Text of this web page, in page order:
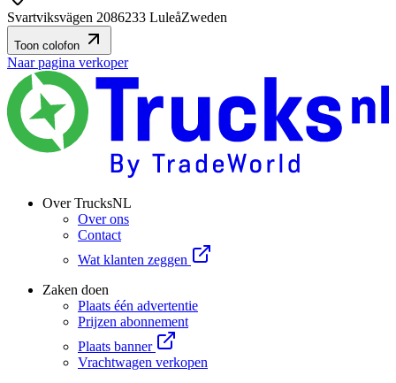
Svartviksvägen 2086233 LuleåZweden
Toon colofon
Naar pagina verkoper
Over TrucksNL
Over ons
Contact
Wat klanten zeggen
Zaken doen
Plaats één advertentie
Prijzen abonnement
Plaats banner
Vrachtwagen verkopen